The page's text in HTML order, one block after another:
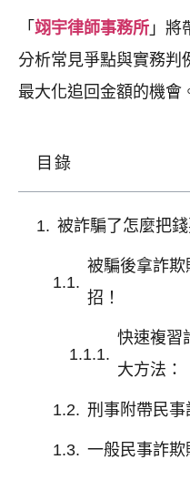
「 翊宇律師事務所 」將
分析常見爭點與實務判
最大化追回金額的機會
目錄
被詐騙了怎麼把
被騙後拿詐
招！
快速複習
大方法：
刑事附帶民
一般民事詐欺